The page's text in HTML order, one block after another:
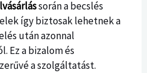
során a becslés
így biztosak lehetnek a
után azonnal
Ez a bizalom és
a szolgáltatást.